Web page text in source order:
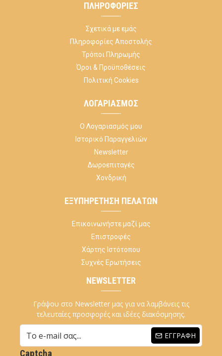
ΠΛΗΡΟΦΟΡΊΕΣ
Σχετικά με εμάς
Πληροφορίες Αποστολής
Τρόποι Πληρωμής
Όροι & Προϋποθέσεις
Πολιτική Cookies
ΛΟΓΑΡΙΑΣΜΌΣ
Ο Λογαριασμός μου
Ιστορικό Παραγγελιών
Newsletter
Δωροεπιταγές
Χονδρική
ΕΞΥΠΗΡΈΤΗΣΗ ΠΕΛΑΤΏΝ
Επικοινωνήστε μαζί μας
Επιστροφές
Χάρτης Ιστότοπου
Συχνές Ερωτήσεις
NEWSLETTER
Γράψου στο Newsletter μας για να λαμβάνεις τις
τελευταίες προσφορές και ιδέες διακόσμησης.
ΕΓΓΡΑΦΉ
Captcha